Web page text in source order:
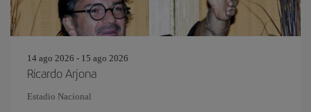
14 ago 2026 - 15 ago 2026
Ricardo Arjona
Estadio Nacional